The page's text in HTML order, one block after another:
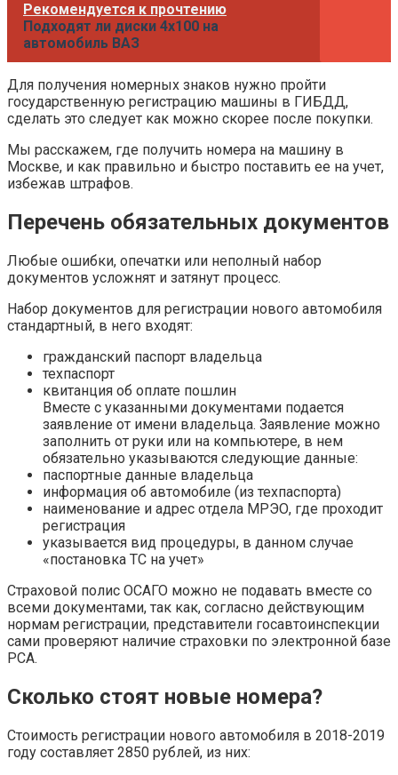
Рекомендуется к прочтению
Подходят ли диски 4х100 на
автомобиль ВАЗ
Для получения номерных знаков нужно пройти
государственную регистрацию машины в ГИБДД,
сделать это следует как можно скорее после покупки.
Мы расскажем, где получить номера на машину в
Москве, и как правильно и быстро поставить ее на учет,
избежав штрафов.
Перечень обязательных документов
Любые ошибки, опечатки или неполный набор
документов усложнят и затянут процесс.
Набор документов для регистрации нового автомобиля
стандартный, в него входят:
гражданский паспорт владельца
техпаспорт
квитанция об оплате пошлин
Вместе с указанными документами подается
заявление от имени владельца. Заявление можно
заполнить от руки или на компьютере, в нем
обязательно указываются следующие данные:
паспортные данные владельца
информация об автомобиле (из техпаспорта)
наименование и адрес отдела МРЭО, где проходит
регистрация
указывается вид процедуры, в данном случае
«постановка ТС на учет»
Страховой полис ОСАГО можно не подавать вместе со
всеми документами, так как, согласно действующим
нормам регистрации, представители госавтоинспекции
сами проверяют наличие страховки по электронной базе
РСА.
Сколько стоят новые номера?
Стоимость регистрации нового автомобиля в 2018-2019
году составляет 2850 рублей, из них: